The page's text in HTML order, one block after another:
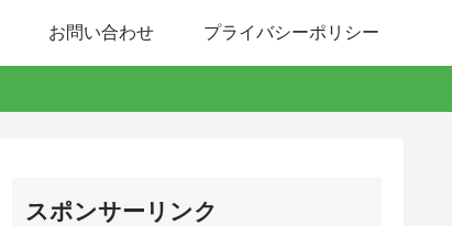
お問い合わせ プライバシーポリシー
スポンサーリンク